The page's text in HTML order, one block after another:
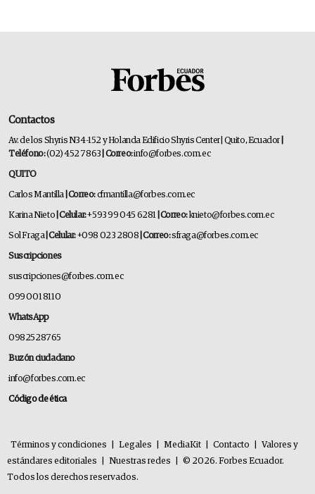
Contactos
Av. de los Shyris N34-152 y Holanda Edificio Shyris Center | Quito, Ecuador
Teléfono:(02) 452 7863 | Correo:info@forbes.com.ec
QUITO
Carlos Mantilla | Correo:cfmantilla@forbes.com.ec
Karina Nieto | Celular:+593 99 045 6281 | Correo:knieto@forbes.com.ec
Sol Fraga| Celular:+098 023 2808 | Correo:sfraga@forbes.com.ec
Suscripciones
suscripciones@forbes.com.ec
099 001 8110
WhatsApp
0982528765
Buzón ciudadano
info@forbes.com.ec
Código de ética
Términos y condiciones Legales MediaKit Contacto
Valores y
estándares editoriales
Nuestras redes
© 2026. Forbes Ecuador.
Todos los derechos reservados.